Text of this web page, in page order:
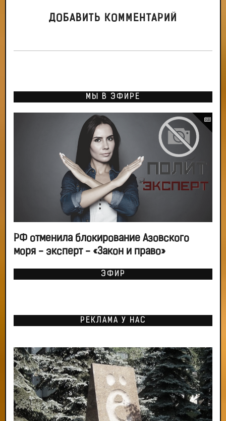
ДОБАВИТЬ КОММЕНТАРИЙ
МЫ В ЭФИРЕ
РФ отменила блокирование Азовского
моря - эксперт - «Закон и право»
ЭФИР
РЕКЛАМА У НАС